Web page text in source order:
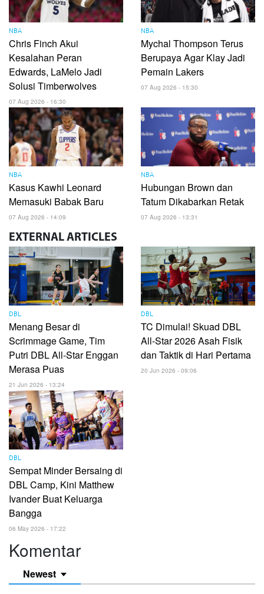
NBA
Chris Finch Akui
Kesalahan Peran
Edwards, LaMelo Jadi
Solusi Timberwolves
07 Aug 2026 - 16:30
NBA
Mychal Thompson Terus
Berupaya Agar Klay Jadi
Pemain Lakers
07 Aug 2026 - 15:30
NBA
Kasus Kawhi Leonard
Memasuki Babak Baru
07 Aug 2026 - 14:09
NBA
Hubungan Brown dan
Tatum Dikabarkan Retak
07 Aug 2026 - 13:31
EXTERNAL ARTICLES
DBL
Menang Besar di
Scrimmage Game, Tim
Putri DBL All-Star Enggan
Merasa Puas
21 Jun 2026 - 13:24
DBL
TC Dimulai! Skuad DBL
All-Star 2026 Asah Fisik
dan Taktik di Hari Pertama
20 Jun 2026 - 09:06
DBL
Sempat Minder Bersaing di
DBL Camp, Kini Matthew
Ivander Buat Keluarga
Bangga
06 May 2026 - 17:22
Komentar
Newest